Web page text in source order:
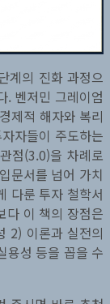
계의 진화 과정으
. 벤저민 그레이엄
제적 해자와 복리
자들이 주도하는
점(3.0)을 차례로
문서를 넘어 가치
다룬 투자 철학서
다 이 책의 장점은
2) 이론과 실전의
용성 등을 꼽을 수